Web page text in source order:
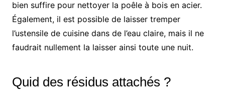
bien suffire pour nettoyer la poêle à bois en acier.
Également, il est possible de laisser tremper
l’ustensile de cuisine dans de l’eau claire, mais il ne
faudrait nullement la laisser ainsi toute une nuit.
Quid des résidus attachés ?